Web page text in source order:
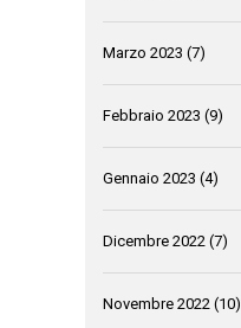
Marzo 2023 (7)
Febbraio 2023 (9)
Gennaio 2023 (4)
Dicembre 2022 (7)
Novembre 2022 (10)